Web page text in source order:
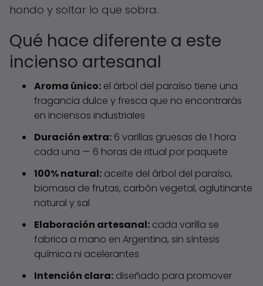
hondo y soltar lo que sobra.
Qué hace diferente a este
incienso artesanal
Aroma único: el árbol del paraíso tiene una
fragancia dulce y fresca que no encontrarás
en inciensos industriales
Duración extra: 6 varillas gruesas de 1 hora
cada una — 6 horas de ritual por paquete
100% natural: aceite del árbol del paraíso,
biomasa de frutas, carbón vegetal, aglutinante
natural y sal
Elaboración artesanal: cada varilla se
fabrica a mano en Argentina, sin síntesis
química ni acelerantes
Intención clara: diseñado para promover